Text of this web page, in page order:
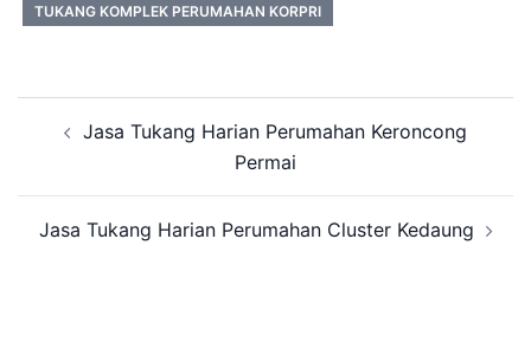
TUKANG KOMPLEK PERUMAHAN KORPRI
navigation
Jasa Tukang Harian Perumahan Keroncong
Permai
Jasa Tukang Harian Perumahan Cluster Kedaung